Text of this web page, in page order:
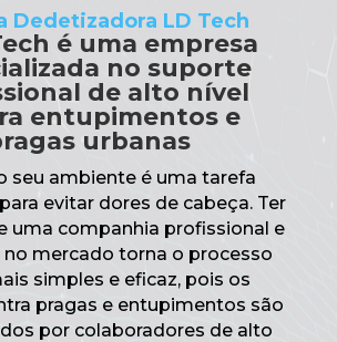
Dedetizadora LD Tech
é uma empresa
no suporte
de alto nível
entupimentos e
urbanas
seu ambiente é uma tarefa
evitar dores de cabeça. Ter
uma companhia profissional e
no mercado torna o processo
simples e eficaz, pois os
pragas e entupimentos são
por colaboradores de alto